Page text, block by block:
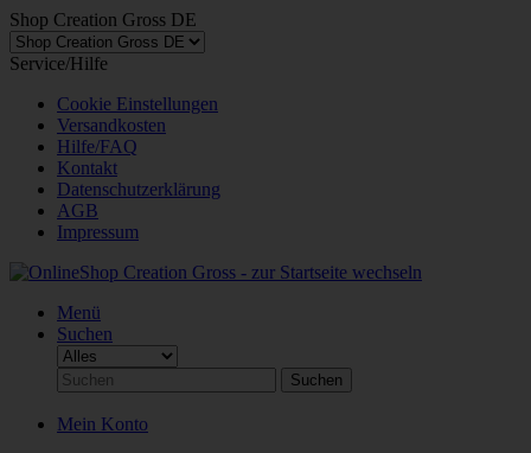
Shop Creation Gross DE
Service/Hilfe
Cookie Einstellungen
Versandkosten
Hilfe/FAQ
Kontakt
Datenschutzerklärung
AGB
Impressum
Menü
Suchen
Suchen
Mein Konto